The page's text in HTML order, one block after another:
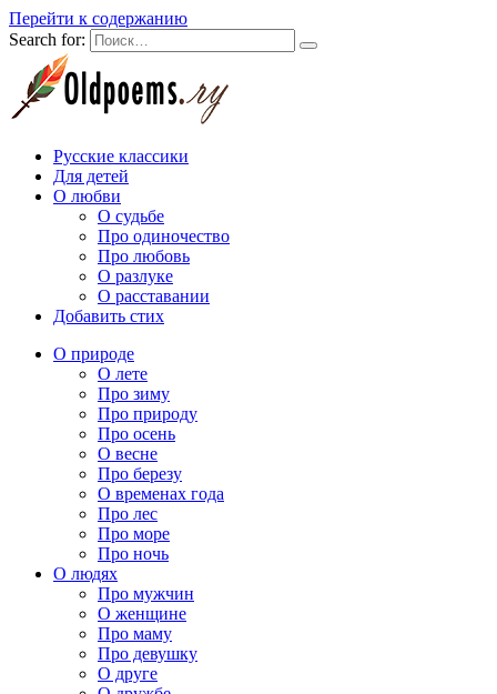
Перейти к содержанию
Search for:
Русские классики
Для детей
О любви
О судьбе
Про одиночество
Про любовь
О разлуке
О расставании
Добавить стих
О природе
О лете
Про зиму
Про природу
Про осень
О весне
Про березу
О временах года
Про лес
Про море
Про ночь
О людях
Про мужчин
О женщине
Про маму
Про девушку
О друге